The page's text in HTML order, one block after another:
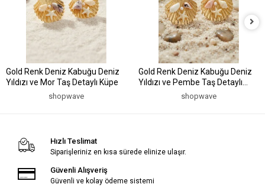
Gold Renk Deniz Kabuğu Deniz
Yıldızı ve Mor Taş Detaylı Küpe
shopwave
Gold Renk Deniz Kabuğu Deniz
Yıldızı ve Pembe Taş Detaylı
shopwave
Hızlı Teslimat
Siparişleriniz en kısa sürede elinize ulaşır.
Güvenli Alışveriş
Güvenli ve kolay ödeme sistemi